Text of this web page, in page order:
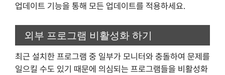
업데이트 기능을 통해 모든 업데이트를 적용하세요.
외부 프로그램 비활성화 하기
최근 설치한 프로그램 중 일부가 모니터와 충돌하여 문제를
일으킬 수도 있기 때문에 의심되는 프로그램들을 비활성화